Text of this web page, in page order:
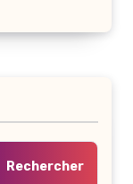
Rechercher